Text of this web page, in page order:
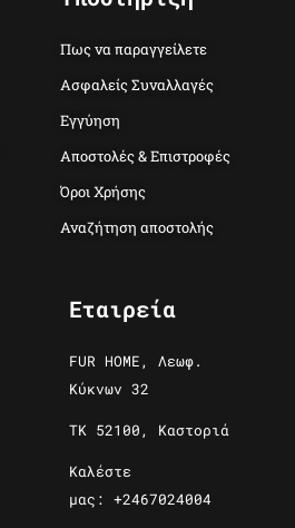
Πως να παραγγείλετε
Ασφαλείς Συναλλαγές
Εγγύηση
Αποστολές & Επιστροφές
Όροι Χρήσης
Αναζήτηση αποστολής
Εταιρεία
FUR HOME, Λεωφ.
Κύκνων 32
ΤΚ 52100, Καστοριά
Καλέστε
μας: +2467024004